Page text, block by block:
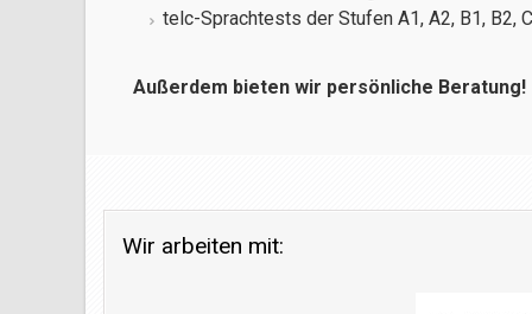
telc-Sprachtests der Stufen A1, A2, B1, B2,
Außerdem bieten wir persönliche Beratung!
Wir arbeiten mit: